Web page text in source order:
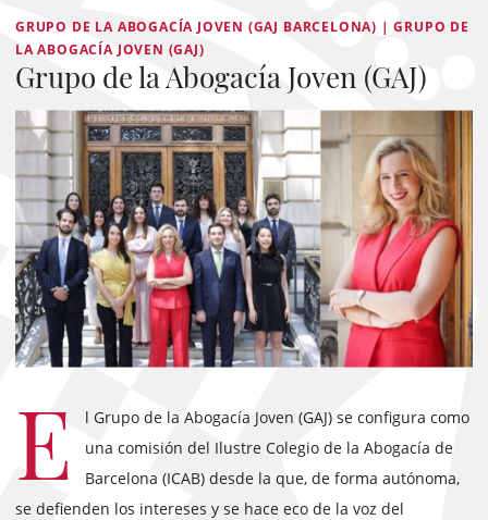
GRUPO DE LA ABOGACÍA JOVEN (GAJ BARCELONA) | GRUPO DE
LA ABOGACÍA JOVEN (GAJ)
Grupo de la Abogacía Joven (GAJ)
E
l Grupo de la Abogacía Joven (GAJ) se configura como
una comisión del Ilustre Colegio de la Abogacía de
Barcelona (ICAB) desde la que, de forma autónoma,
se defienden los intereses y se hace eco de la voz del